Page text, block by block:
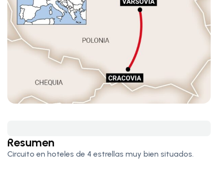
Resumen
Circuito en hoteles de 4 estrellas muy bien situados.